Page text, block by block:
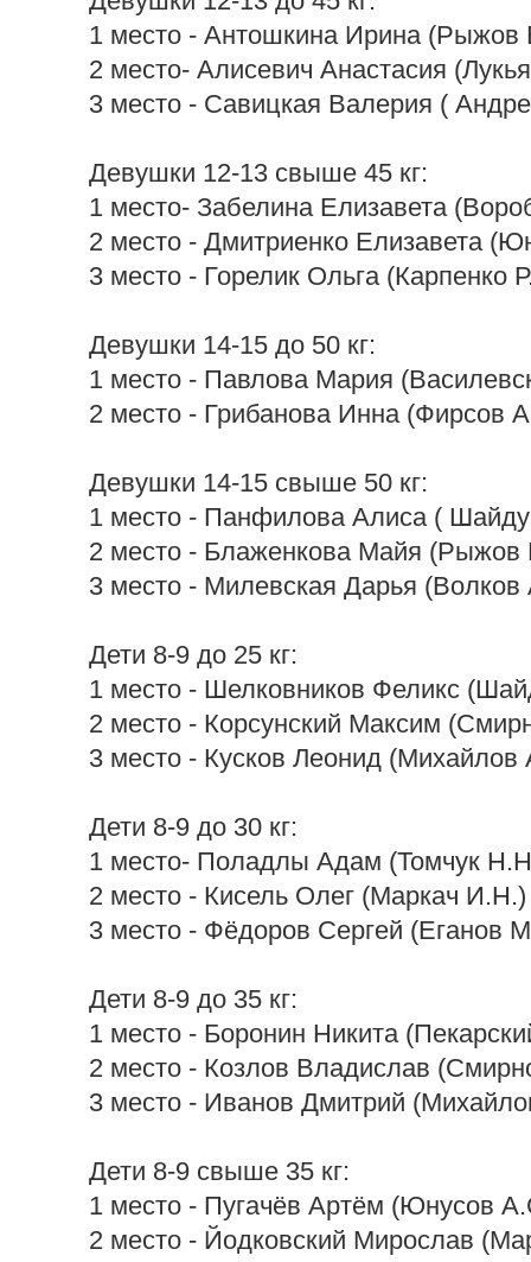
1 место - Антошкина Ирина (Рыжов
2 место- Алисевич Анастасия
3 место - Савицкая Валерия (
Девушки 12-13 свыше 45 кг:
1 место- Забелина Елизавета
2 место - Дмитриенко Елизавета
3 место - Горелик Ольга (Карпенко
Девушки 14-15 до 50 кг:
1 место - Павлова Мария
2 место - Грибанова Инна (Фирсов
Девушки 14-15 свыше 50 кг:
1 место - Панфилова Алиса (
2 место - Блаженкова Майя (Рыжов
3 место - Милевская Дарья
Дети 8-9 до 25 кг:
1 место - Шелковников Феликс
2 место - Корсунский Максим
3 место - Кусков Леонид (Михайлов
Дети 8-9 до 30 кг:
1 место- Поладлы Адам (Томчук
2 место - Кисель Олег (Маркач И.Н.)
3 место - Фёдоров Сергей (Еганов
Дети 8-9 до 35 кг:
1 место - Боронин Никита
2 место - Козлов Владислав
3 место - Иванов Дмитрий
Дети 8-9 свыше 35 кг:
1 место - Пугачёв Артём (Юнусов
2 место - Йодковский Мирослав